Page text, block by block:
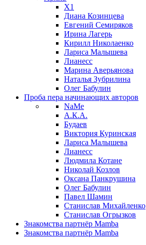
X1
Диана Козинцева
Евгений Семиряков
Ирина Лагерь
Кирилл Николаенко
Лариса Малышева
Лианесс
Марина Аверьянова
Наталья Зубрилина
Олег Бабулин
Проба пера начинающих авторов
NaMe
А.К.А.
Будаев
Виктория Куринская
Лариса Малышева
Лианесс
Людмила Котане
Николай Козлов
Оксана Панкрушина
Олег Бабулин
Павел Шамин
Станислав Михайленко
Станислав Огрызков
Знакомства партнёр Mamba
Знакомства партнёр Mamba